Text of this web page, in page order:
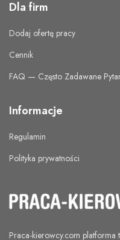
Dla firm
Dodaj ofertę pracy
Cennik
FAQ — Często Zadawane
Informacje
Regulamin
Polityka prywatności
Praca-kierowcy.com platforma